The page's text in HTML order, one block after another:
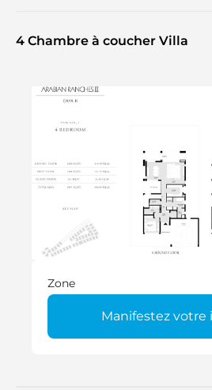
4 Chambre à coucher Villa
Zone
Manifestez votre